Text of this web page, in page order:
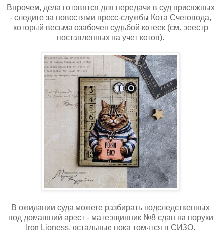
Впрочем, дела готовятся для передачи в суд присяжных
- следите за новостями пресс-службы Кота Счетовода,
который весьма озабочен судьбой котеек (см. реестр
поставленных на учет котов).
В ожидании суда можете разбирать подследственных
под домашний арест - матерщинник №8 сдан на поруки
Iron Lioness, остальные пока томятся в СИЗО.